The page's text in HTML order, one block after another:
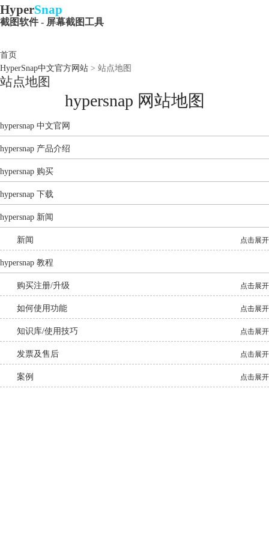
HyperSnap
截图软件 - 屏幕截图工具
首页
HyperSnap中文官方网站 > 站点地图
站点地图
hypersnap 网站地图
hypersnap 中文官网
hypersnap 产品介绍
hypersnap 购买
hypersnap 下载
hypersnap 新闻
新闻 点击展开
hypersnap 教程
购买注册/升级 点击展开
如何使用功能 点击展开
知识库/使用技巧 点击展开
发票及售后 点击展开
案例 点击展开